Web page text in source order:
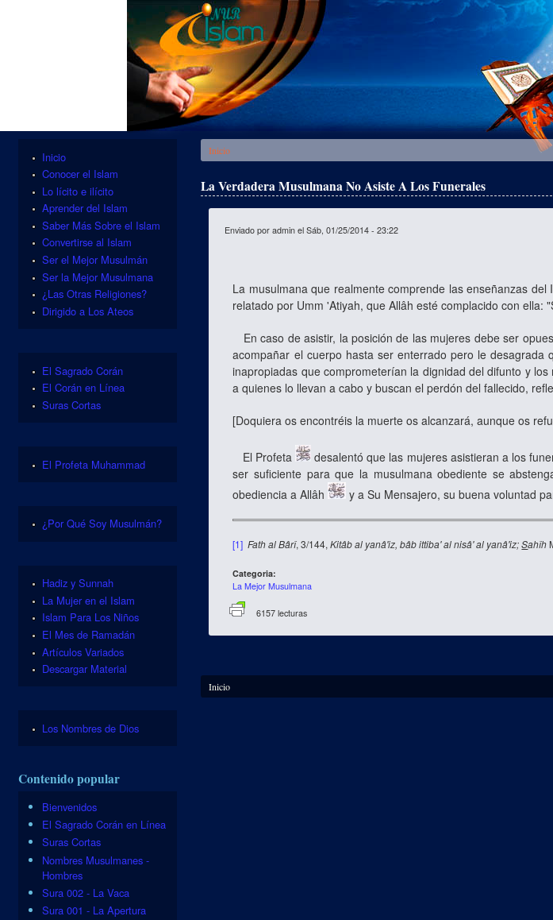
Se encuentra usted aquí
Inicio
La Verdadera Musulmana No Asiste A Los Funerales
Enviado poradmin el Sáb, 01/25/2014 - 23:22
La musulmana que realmente comprende las enseñanzas
relatado por Umm 'Atiyah, que Allâh esté complacido con
En caso de asistir, la posición de las mujeres debe ser
acompañar el cuerpo hasta ser enterrado pero le
inapropiadas que comprometerían la dignidad del difunto y
a quienes lo llevan a cabo y buscan el perdón del fallecido,
[Doquiera os encontréis la muerte os alcanzará, aunque os
El Profeta desalentó que las mujeres asistieran a los
ser suficiente para que la musulmana obediente se
obediencia a Allâh
y a Su Mensajero, su buena voluntad
[1] Fath al Bârî, 3/144,Kitâb al yanâ'iz, bâb ittiba' al nisâ' al yanâ'iz;Sahîh
Categoria:
La Mejor Musulmana
6157 lecturas
Se encuentra usted aquí
Inicio
Inicio
Conocer el Islam
Lo lícito e ilícito
Aprender del Islam
Saber Más Sobre el Islam
Convertirse al Islam
Ser el Mejor Musulmán
Ser la Mejor Musulmana
¿Las Otras Religiones?
Dirigido a Los Ateos
El Sagrado Corán
El Corán en Línea
Suras Cortas
El Profeta Muhammad
¿Por Qué Soy Musulmán?
Hadiz y Sunnah
La Mujer en el Islam
Islam Para Los Niños
El Mes de Ramadán
Artículos Variados
Descargar Material
Los Nombres de Dios
Contenido popular
Bienvenidos
El Sagrado Corán en Línea
Suras Cortas
Nombres Musulmanes -
Hombres
Sura 002 - La Vaca
Sura 001 - La Apertura